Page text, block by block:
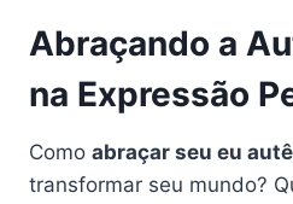
Abraçando a
na Expressão
Como abraçar seu eu
transformar seu mundo?